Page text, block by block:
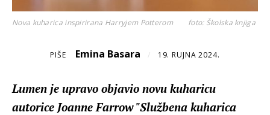
Nova kuharica inspirirana Harryjem Potterom foto: Školska knjiga
PIŠE Emina Basara / 19. RUJNA 2024.
Lumen je upravo objavio novu kuharicu
autorice Joanne Farrow "Službena kuharica